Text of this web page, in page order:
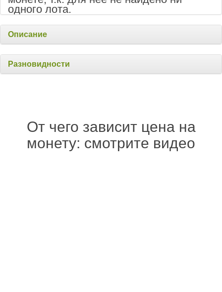
одного лота.
Описание
Разновидности
От чего зависит цена на
монету: смотрите видео